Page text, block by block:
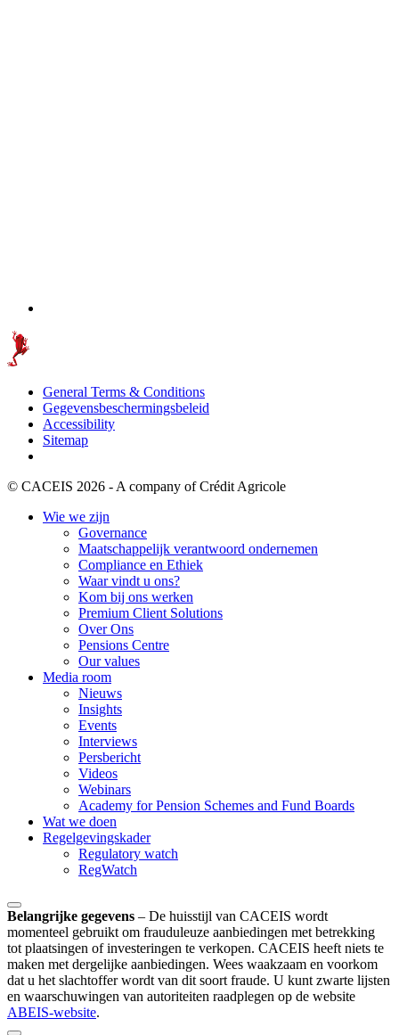
General Terms & Conditions
Gegevensbeschermingsbeleid
Accessibility
Sitemap
© CACEIS 2026 - A company of Crédit Agricole
Wie we zijn
Governance
Maatschappelijk verantwoord ondernemen
Compliance en Ethiek
Waar vindt u ons?
Kom bij ons werken
Premium Client Solutions
Over Ons
Pensions Centre
Our values
Media room
Nieuws
Insights
Events
Interviews
Persbericht
Videos
Webinars
Academy for Pension Schemes and Fund Boards
Wat we doen
Regelgevingskader
Regulatory watch
RegWatch
Belangrijke gegevens – De huisstijl van CACEIS wordt
momenteel gebruikt om frauduleuze aanbiedingen met betrekking
tot plaatsingen of investeringen te verkopen. CACEIS heeft niets te
maken met dergelijke aanbiedingen. Wees waakzaam en voorkom
dat u het slachtoffer wordt van dit soort fraude. U kunt zwarte lijsten
en waarschuwingen van autoriteiten raadplegen op de website
ABEIS-website.